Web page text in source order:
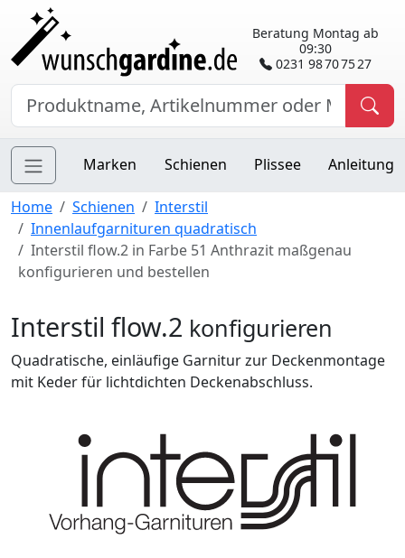
Beratung Montag ab
09:30
0231 98 70 75 27
Marken Schienen Plissee Anleitung
Home Schienen
Interstil
Innenlaufgarnituren quadratisch
Interstil flow.2 in Farbe 51 Anthrazit maßgenau
konfigurieren und bestellen
Interstil flow.2 konfigurieren
Quadratische, einläufige Garnitur zur Deckenmontage
mit Keder für lichtdichten Deckenabschluss.